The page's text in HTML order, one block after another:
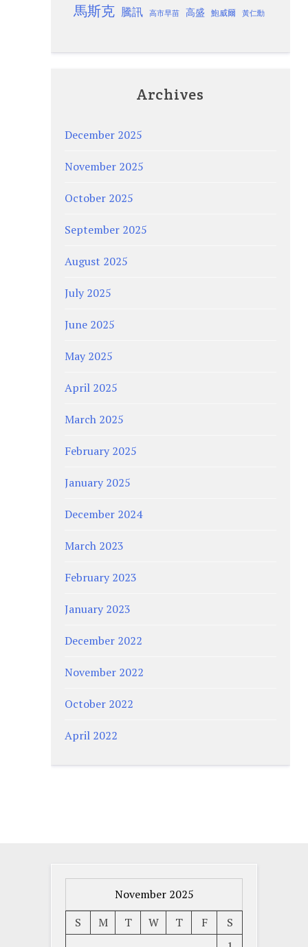
馬斯克 騰訊 高市早苗 高盛 鮑威爾 黃仁勳
Archives
December 2025
November 2025
October 2025
September 2025
August 2025
July 2025
June 2025
May 2025
April 2025
March 2025
February 2025
January 2025
December 2024
March 2023
February 2023
January 2023
December 2022
November 2022
October 2022
April 2022
November 2025
S
M T W T F
S